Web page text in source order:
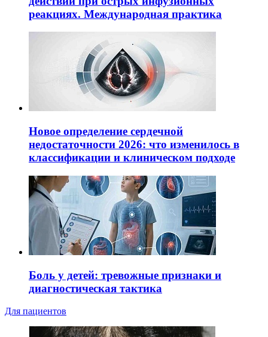
реакциях. Международная практика
Новое определение сердечной
недостаточности 2026: что изменилось в
классификации и клиническом подходе
Боль у детей: тревожные признаки и
диагностическая тактика
Для пациентов